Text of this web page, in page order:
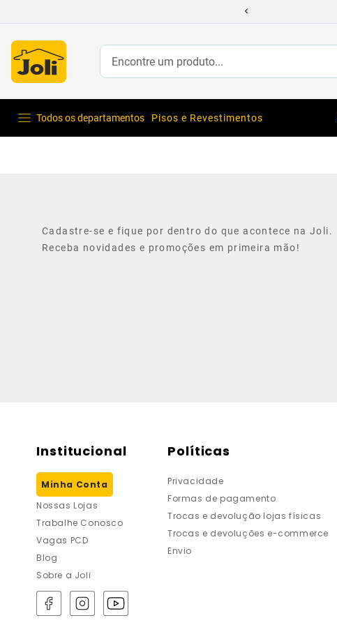
Encontre um produto...
Todos os departamentos Pisos e Revestimentos
Cadastre-se e fique por dentro do que acontece na Joli.
Receba novidades e promoções em primeira mão!
Institucional
Minha Conta
Nossas Lojas
Trabalhe Conosco
Vagas PCD
Blog
Sobre a Joli
Políticas
Privacidade
Formas de pagamento
Trocas e devolução lojas físicas
Trocas e devoluções e-commerce
Envio